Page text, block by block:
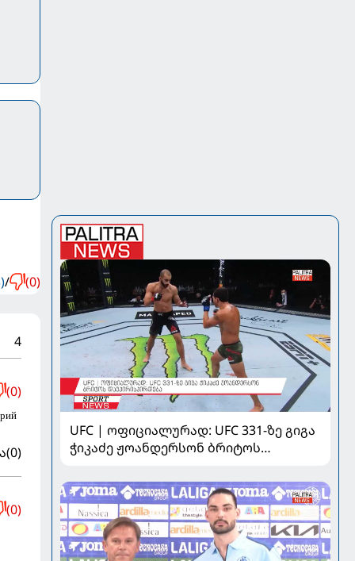
/ (0)
4
(0)
(0)
(0)
UFC | ოფიციალურად: UFC 331-ზე გიგა
ჭიკაძე ჟოანდერსონ ბრიტოს